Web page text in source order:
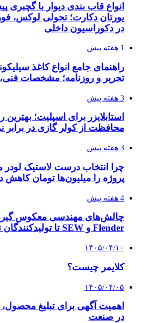
انواع قاب بندی دیوار با گچبری
یورتان دکارت؛ تحولی لوکس،
در دکوراسیون داخلی
1 هفته پیش
راهنمای جامع انواع کاغذ
تحریر و روزنامه؛ مشخصات فنی،
3 هفته پیش
استابلایزر برای اسپلیت؛ بهترین
محافظت از کولر گازی در برابر
3 هفته پیش
چرا انتخاب درست لاستیک لودر
پروژه را میلیون‌ها تومان کاهش
4 هفته پیش
چالش‌های مهندسی معکوس
Flender و SEW تا تولیدکنندگان تخصصی ایرانی
۱۴۰۵/۰۴/۱۰
کلایمر چیست؟
۱۴۰۵/۰۴/۰۵
اهمیت آگهی برای تبلیغ
در صنعت